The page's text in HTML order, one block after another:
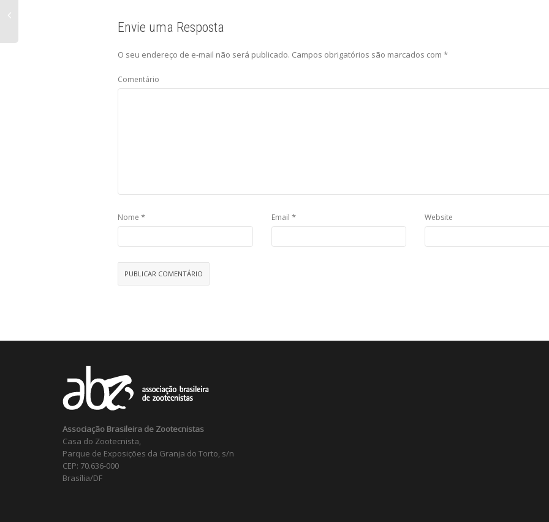
Envie uma Resposta
O seu endereço de e-mail não será publicado. Campos obrigatórios são marcados com *
Comentário
Nome * Email * Website
Associação Brasileira de Zootecnistas
Casa do Zootecnista,
Parque de Exposições da Granja do Torto, s/n
CEP: 70.636-000
Brasília/DF